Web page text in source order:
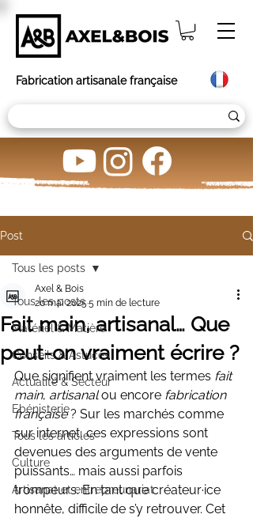
Fabrication artisanale française
Post
Tous les posts
Matériel & Matière
Conseils & Astuces
Actualité & Secteur
Ebénisterie
Tous les articles
Culture
Artisanat et entrepreunariat
Tous les posts
Fait main, artisanal… Que
peut-on vraiment écrire ?
Axel & Bois
20 mai 2025 5 min de lecture
Que signifient vraiment les termes fait
main, artisanal ou encore fabrication
française ? Sur les marchés comme
sur internet, ces expressions sont
devenues des arguments de vente
puissants… mais aussi parfois
trompeurs. En tant que créateur·ice
honnête, difficile de s’y retrouver. Cet